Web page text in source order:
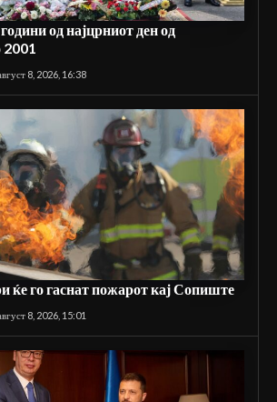
од најцрниот ден од
8, 2026, 16:38
ќе го гаснат пожарот кај Сопиште
8, 2026, 15:01